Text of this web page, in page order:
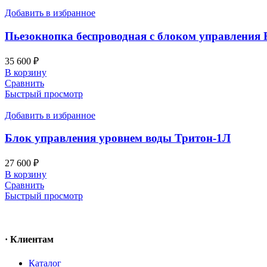
Добавить в избранное
Пьезокнопка беспроводная с блоком управления
35 600 ₽
В корзину
Сравнить
Быстрый просмотр
Добавить в избранное
Блок управления уровнем воды Тритон-1Л
27 600 ₽
В корзину
Сравнить
Быстрый просмотр
· Клиентам
Каталог